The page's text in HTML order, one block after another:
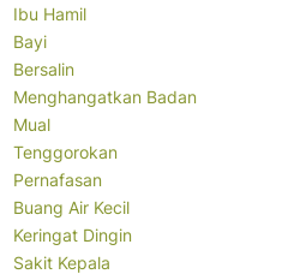
Ibu Hamil
Bayi
Bersalin
Menghangatkan Badan
Mual
Tenggorokan
Pernafasan
Buang Air Kecil
Keringat Dingin
Sakit Kepala